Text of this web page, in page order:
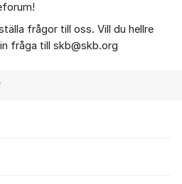
frågor till oss. Vill du hellre
fråga till skb@skb.org